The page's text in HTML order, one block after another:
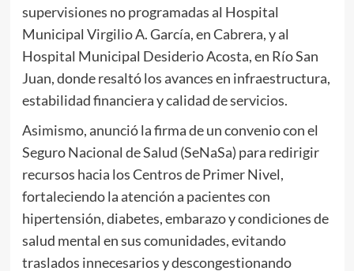
supervisiones no programadas al Hospital
Municipal Virgilio A. García, en Cabrera, y al
Hospital Municipal Desiderio Acosta, en Río San
Juan, donde resaltó los avances en infraestructura,
estabilidad financiera y calidad de servicios.
Asimismo, anunció la firma de un convenio con el
Seguro Nacional de Salud (SeNaSa) para redirigir
recursos hacia los Centros de Primer Nivel,
fortaleciendo la atención a pacientes con
hipertensión, diabetes, embarazo y condiciones de
salud mental en sus comunidades, evitando
traslados innecesarios y descongestionando